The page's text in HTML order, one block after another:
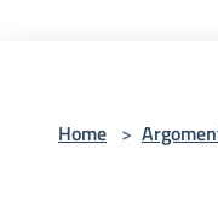
Home >